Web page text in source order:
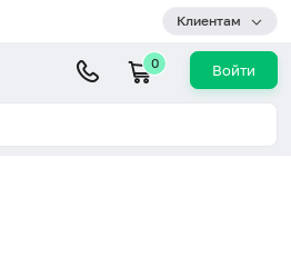
Клиентам
0 Войти